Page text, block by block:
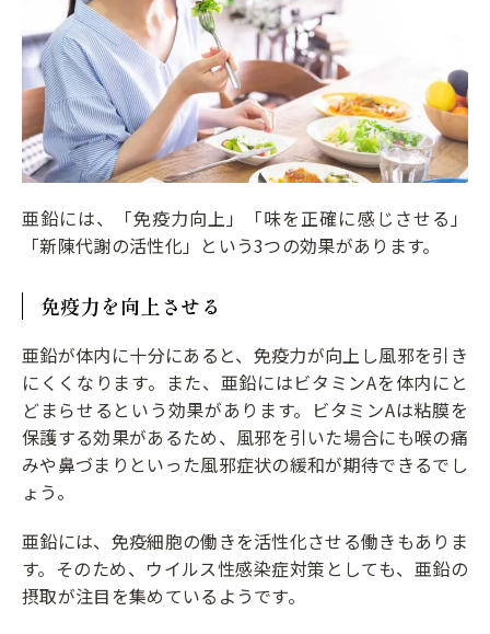
亜鉛には、「免疫力向上」「味を正確に感じさせる」
「新陳代謝の活性化」という3つの効果があります。
免疫力を向上させる
亜鉛が体内に十分にあると、免疫力が向上し風邪を引き
にくくなります。また、亜鉛にはビタミンAを体内にと
どまらせるという効果があります。ビタミンAは粘膜を
保護する効果があるため、風邪を引いた場合にも喉の痛
みや鼻づまりといった風邪症状の緩和が期待できるでし
ょう。
亜鉛には、免疫細胞の働きを活性化させる働きもありま
す。そのため、ウイルス性感染症対策としても、亜鉛の
摂取が注目を集めているようです。